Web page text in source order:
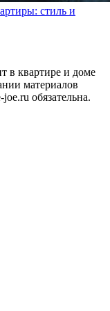
стиль и
в квартире и доме
материалов
обязательна.